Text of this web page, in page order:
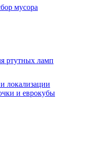
мусора
ртутных ламп
локализации
и еврокубы